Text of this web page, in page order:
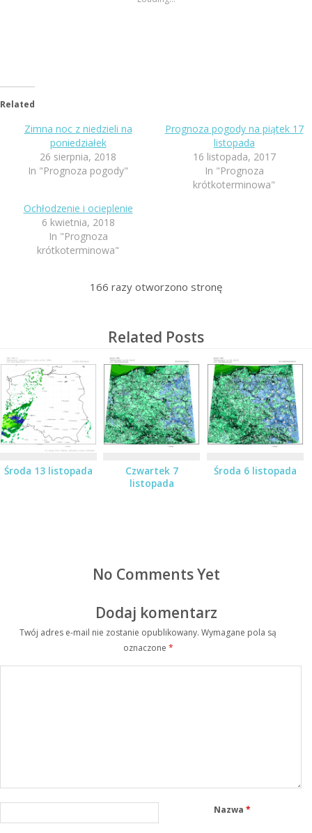
Related
Zimna noc z niedzieli na
poniedziałek
26 sierpnia, 2018
In "Prognoza pogody"
Prognoza pogody na piątek 17
listopada
16 listopada, 2017
In "Prognoza
krótkoterminowa"
Ochłodzenie i ocieplenie
6 kwietnia, 2018
In "Prognoza
krótkoterminowa"
166 razy otworzono stronę
Related Posts
Środa 13 listopada
Czwartek 7
listopada
Środa 6 listopada
No Comments Yet
Dodaj komentarz
Twój adres e-mail nie zostanie opublikowany. Wymagane pola są
oznaczone *
Nazwa*